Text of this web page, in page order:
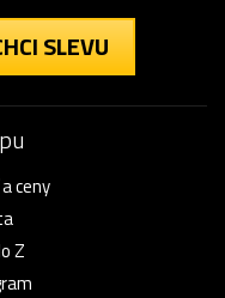
SLEVU
ceny
Z